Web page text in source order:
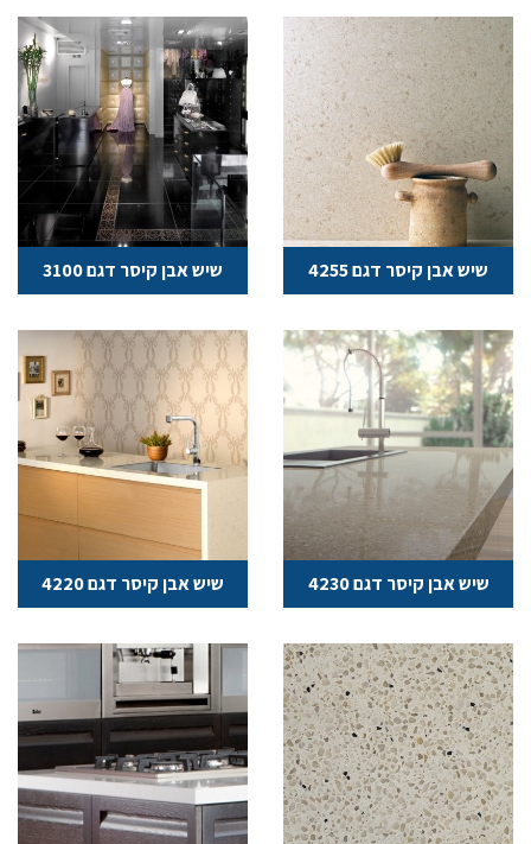
שיש אבן קיסר דגם 4255 שיש אבן קיסר דגם 3100
שיש אבן קיסר דגם 4230 שיש אבן קיסר דגם 4220